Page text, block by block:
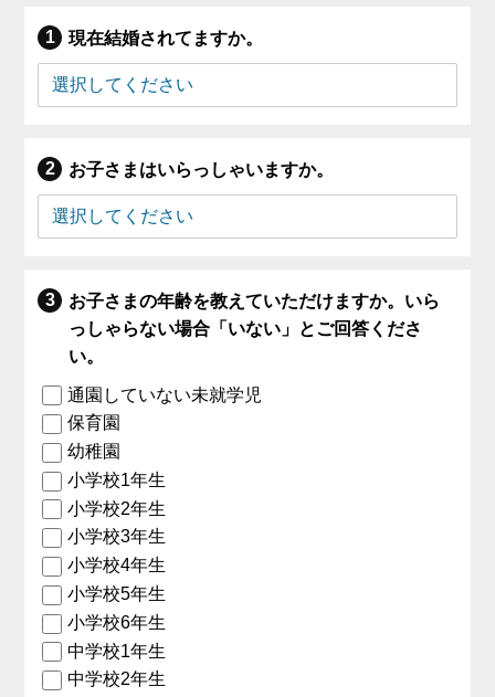
現在結婚されてますか。
お子さまはいらっしゃいますか。
お子さまの年齢を教えていただけますか。いら
っしゃらない場合「いない」とご回答くださ
い。
通園していない未就学児
保育園
幼稚園
小学校1年生
小学校2年生
小学校3年生
小学校4年生
小学校5年生
小学校6年生
中学校1年生
中学校2年生